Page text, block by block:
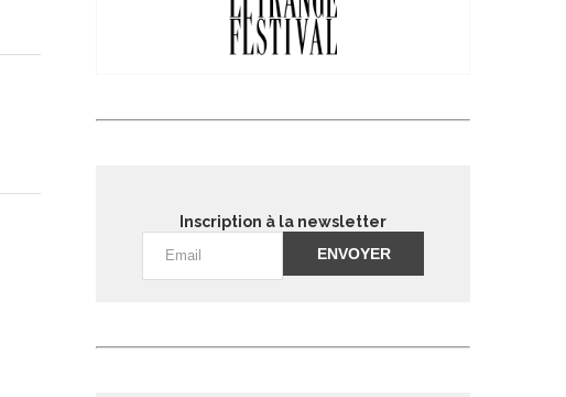
Inscription à la newsletter